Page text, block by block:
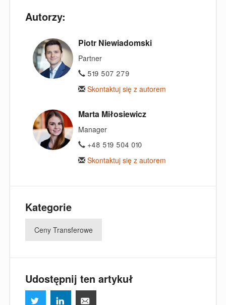
Autorzy:
Piotr Niewiadomski
Partner
519 507 279
Skontaktuj się z autorem
Marta Miłosiewicz
Manager
+48 519 504 010
Skontaktuj się z autorem
Kategorie
Ceny Transferowe
Udostępnij ten artykuł